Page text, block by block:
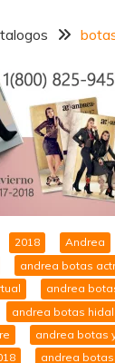
2018
Andrea
andrea botas
andrea
andrea botas
andrea botas
andrea